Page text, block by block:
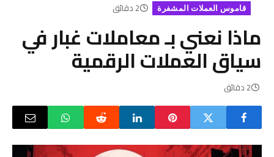
قاموس العملات المشفرة 2 دقائق
ماذا نعني بـ معاملات غبار في
سياق العملات الرقمية
2 دقائق